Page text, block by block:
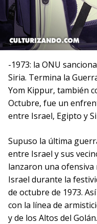
-1973: la ONU
Siria. Termina la
Yom Kippur, también
Octubre, fue un
entre Israel, Egipto y
Supuso la última
entre Israel y sus
lanzaron una
Israel durante la
de octubre de 1973.
con la línea de
y de los Altos del Golán.